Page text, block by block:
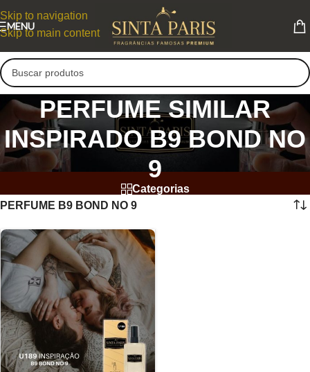
Skip to navigation
Skip to main content
MENU
PERFUME SIMILAR
INSPIRADO B9 BOND NO
9
Categorias
PERFUME B9 BOND NO 9